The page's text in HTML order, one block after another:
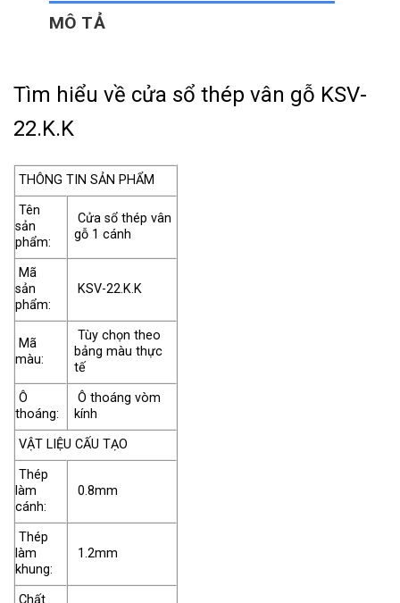
MÔ TẢ
Tìm hiểu về cửa sổ thép vân gỗ KSV-
22.K.K
THÔNG TIN SẢN PHẨM
Tên
sản
phẩm:
Cửa sổ thép vân
gỗ 1 cánh
Mã
sản
phẩm:
KSV-22.K.K
Mã
màu:
Tùy chọn theo
bảng màu thực
tế
Ô
thoáng:
Ô thoáng vòm
kính
VẬT LIỆU CẤU TẠO
Thép
làm
cánh:
0.8mm
Thép
làm
khung:
1.2mm